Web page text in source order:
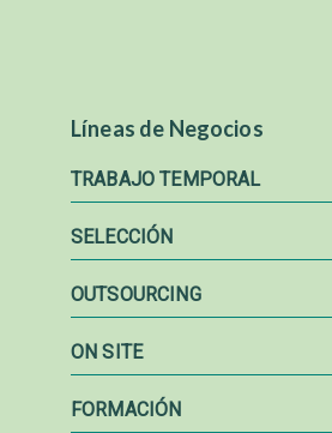
Líneas de Negocios
TRABAJO TEMPORAL
SELECCIÓN
OUTSOURCING
ON SITE
FORMACIÓN